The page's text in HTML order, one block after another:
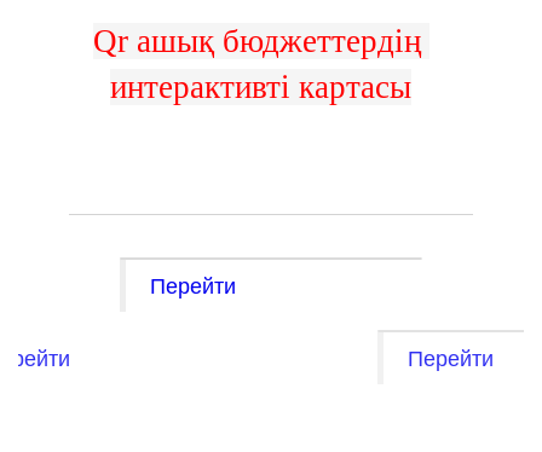
Qr ашық бюджеттердің
интерактивті картасы
Перейти
Перейти